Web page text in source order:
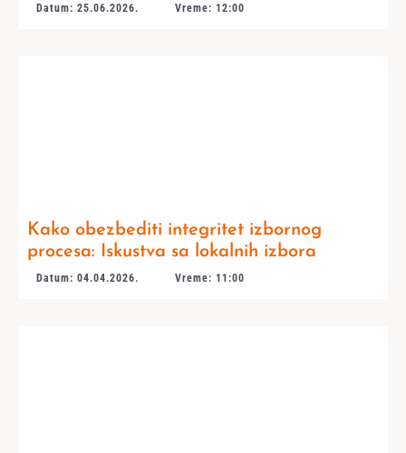
Datum: 25.06.2026. Vreme: 12:00
Kako obezbediti integritet izbornog
procesa: Iskustva sa lokalnih izbora
Datum: 04.04.2026. Vreme: 11:00